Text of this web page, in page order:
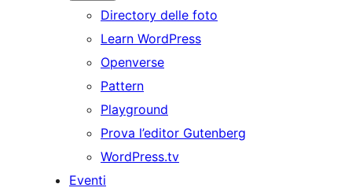
Directory delle foto
Learn WordPress
Openverse
Pattern
Playground
Prova l’editor Gutenberg
WordPress.tv
Eventi